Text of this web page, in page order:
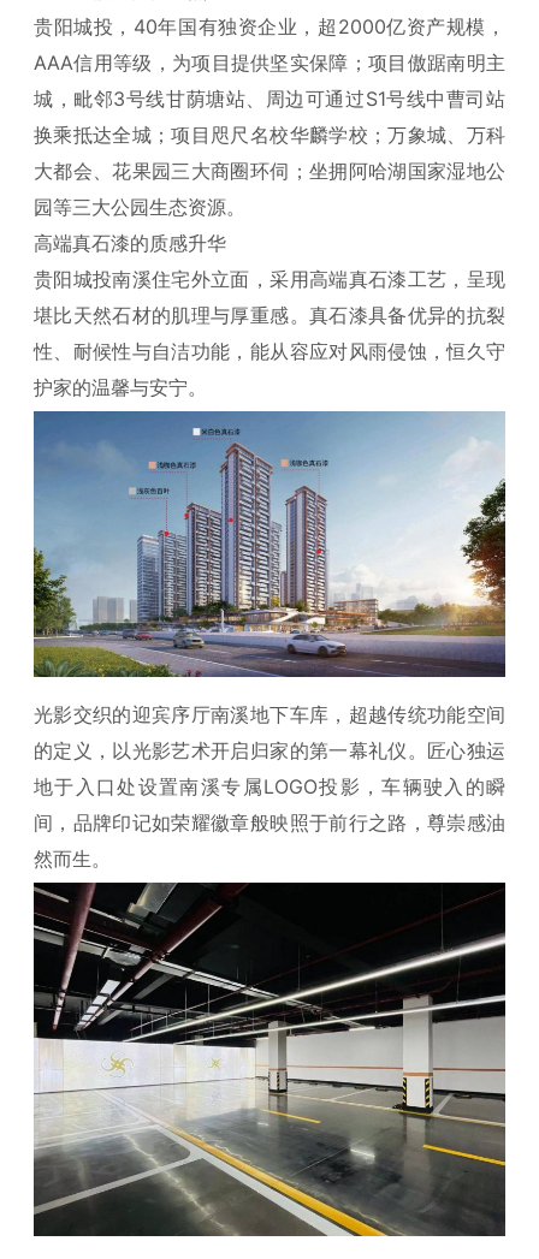
贵阳城投，40年国有独资企业，超2000亿资产规模，
AAA信用等级，为项目提供坚实保障；项目傲踞南明主
城，毗邻3号线甘荫塘站、周边可通过S1号线中曹司站
换乘抵达全城；项目咫尺名校华麟学校；万象城、万科
大都会、花果园三大商圈环伺；坐拥阿哈湖国家湿地公
园等三大公园生态资源。
高端真石漆的质感升华
贵阳城投南溪住宅外立面，采用高端真石漆工艺，呈现
堪比天然石材的肌理与厚重感。真石漆具备优异的抗裂
性、耐候性与自洁功能，能从容应对风雨侵蚀，恒久守
护家的温馨与安宁。
光影交织的迎宾序厅南溪地下车库，超越传统功能空间
的定义，以光影艺术开启归家的第一幕礼仪。匠心独运
地于入口处设置南溪专属LOGO投影，车辆驶入的瞬
间，品牌印记如荣耀徽章般映照于前行之路，尊崇感油
然而生。